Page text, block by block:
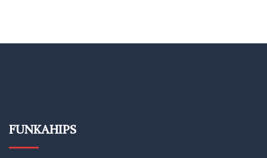
FUNKAHIPS